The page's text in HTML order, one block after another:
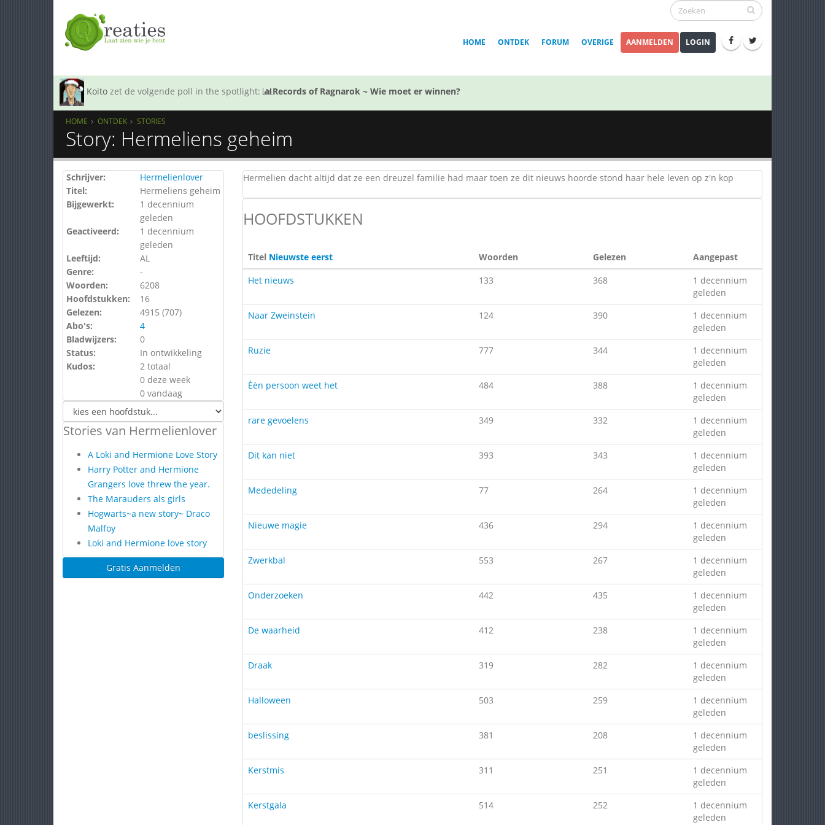
HOME ONTDEK FORUM OVERIGE AANMELDEN LOGIN
Koito zet de volgende poll in the spotlight: Records of Ragnarok ~ Wie moet er winnen?
HOME ONTDEK STORIES
Story: Hermeliens geheim
Schrijver:
Hermelienlover
Titel:
Hermeliens geheim
Bijgewerkt:
1 decennium
geleden
Geactiveerd:
1 decennium
geleden
Leeftijd:
AL
Genre:
-
Woorden:
6208
Hoofdstukken:
16
Gelezen:
4915 (707)
Abo's:
4
Bladwijzers:
0
Status:
In ontwikkeling
Kudos:
2 totaal
0 deze week
0 vandaag
Stories van Hermelienlover
A Loki and Hermione Love Story
Harry Potter and Hermione
Grangers love threw the year.
The Marauders als girls
Hogwarts~a new story~ Draco
Malfoy
Loki and Hermione love story
Gratis Aanmelden
Hermelien dacht altijd dat ze een dreuzel familie had maar toen ze dit nieuws hoorde stond haar hele leven op z'n kop
HOOFDSTUKKEN
Titel Nieuwste eerst Woorden Gelezen
Aangepast
Het nieuws
133 368
1 decennium
geleden
Naar Zweinstein
124 390
1 decennium
geleden
Ruzie
777 344
1 decennium
geleden
Èèn persoon weet het
484 388
1 decennium
geleden
rare gevoelens
349 332
1 decennium
geleden
Dit kan niet
393 343
1 decennium
geleden
Mededeling
77 264
1 decennium
geleden
Nieuwe magie
436 294
1 decennium
geleden
Zwerkbal
553 267
1 decennium
geleden
Onderzoeken
442 435
1 decennium
geleden
De waarheid
412 238
1 decennium
geleden
Draak
319 282
1 decennium
geleden
Halloween
503 259
1 decennium
geleden
beslissing
381 208
1 decennium
geleden
Kerstmis
311 251
1 decennium
geleden
Kerstgala
514 252
1 decennium
geleden